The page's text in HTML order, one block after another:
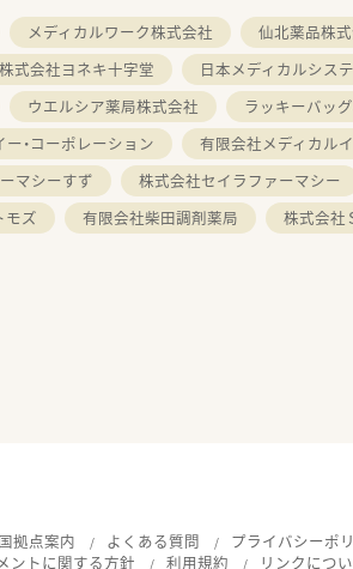
メディカルワーク株式会社
仙北薬品株
株式会社ヨネキ十字堂
日本メディカルシス
ウエルシア薬局株式会社
ラッキーバッ
ー・コーポレーション
有限会社メディカル
マシーすず
株式会社セイラファーマシー
モズ 有限会社柴田調剤薬局 株式会社
拠点案内 よくある質問
プライバシーポ
ントに関する方針 利用規約 リンクにつ